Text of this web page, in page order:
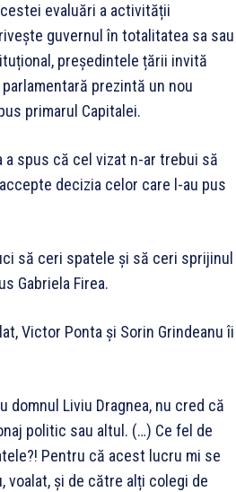
evaluări a activității
guvernul în totalitatea sa sau
președintele țării invită
prezintă un nou
primarul Capitalei.
a spus că cel vizat n-ar trebui să
decizia celor care l-au pus
să ceri spatele și să ceri sprijinul
Gabriela Firea.
Victor Ponta și Sorin Grindeanu îi
Liviu Dragnea, nu cred că
politic sau altul. (…) Ce fel de
Pentru că acest lucru mi se
voalat, și de către alți colegi de